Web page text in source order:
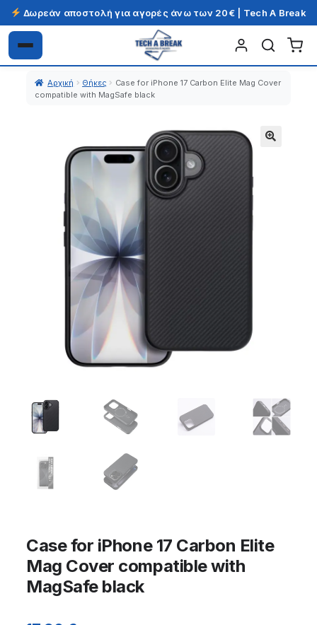
Δωρεάν αποστολή για αγορές άνω των 20€ | Tech A Break
Απευθείας
μετάβαση
πλοήγηση
Μετάβαση
σε
περιεχόμενο
Αρχική Θήκες
Case for iPhone 17 Carbon Elite Mag Cover
compatible with MagSafe black
Case for iPhone 17 Carbon Elite
Mag Cover compatible with
MagSafe black